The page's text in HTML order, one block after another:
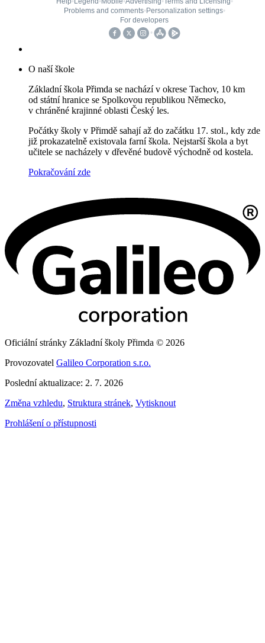
O naší škole
Základní škola Přimda se nachází v okrese Tachov, 10 km
od státní hranice se Spolkovou republikou Německo,
v chráněné krajinné oblasti Český les.
Počátky školy v Přimdě sahají až do začátku 17. stol., kdy zde
již prokazatelně existovala farní škola. Nejstarší škola a byt
učitele se nacházely v dřevěné budově východně od kostela.
Pokračování zde
Oficiální stránky Základní školy Přimda © 2026
Provozovatel Galileo Corporation s.r.o.
Poslední aktualizace: 2. 7. 2026
Změna vzhledu, Struktura stránek, Vytisknout
Prohlášení o přístupnosti